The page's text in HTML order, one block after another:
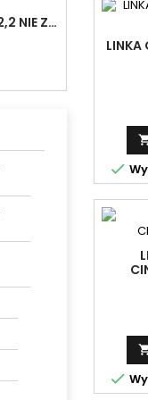
WAŁEK 8X9/2,2 NIE ZAMAWIAĆ
LINKA

